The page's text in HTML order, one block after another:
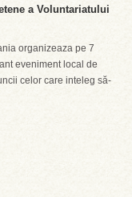
a Voluntariatului
organizeaza pe 7
eveniment local de
celor care inteleg să-